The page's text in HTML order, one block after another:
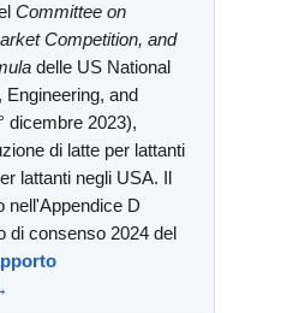
Committee on
Competition, and
delle US National
and
dicembre 2023),
di latte per lattanti
lattanti negli USA. Il
nell'Appendice D
di consenso 2024 del